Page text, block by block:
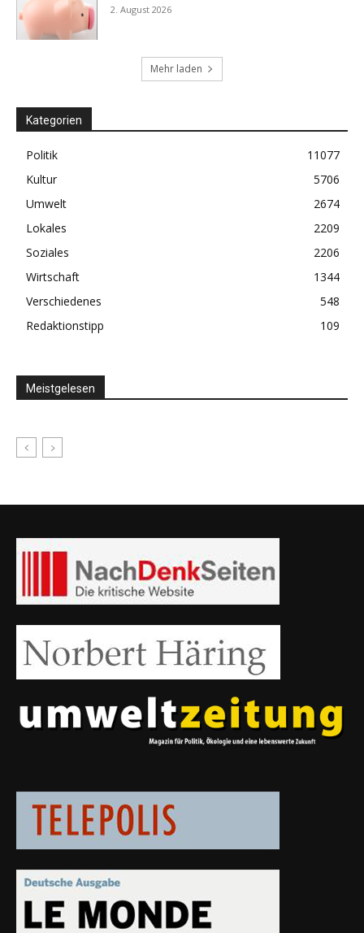
2. August 2026
Mehr laden
Kategorien
Politik
11077
Kultur
5706
Umwelt
2674
Lokales
2209
Soziales
2206
Wirtschaft
1344
Verschiedenes
548
Redaktionstipp
109
Meistgelesen